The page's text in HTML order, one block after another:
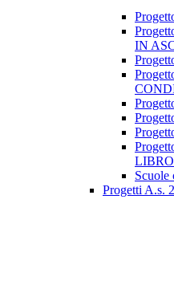
IN
Scuole
Progetti A.s.